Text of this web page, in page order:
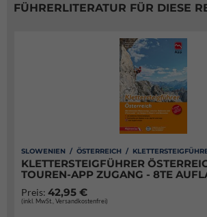
FÜHRERLITERATUR FÜR DIESE
SLOWENIEN / ÖSTERREICH /
KLETTERSTEIGFÜHRER
TOUREN-APP ZUGANG - 8TE
Preis: 42,95 €
(inkl. MwSt., Versandkostenfrei)